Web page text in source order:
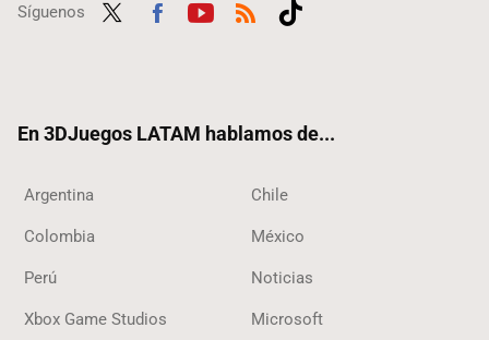
Síguenos
En 3DJuegos LATAM hablamos de...
Argentina Chile
Colombia México
Perú Noticias
Xbox Game Studios Microsoft